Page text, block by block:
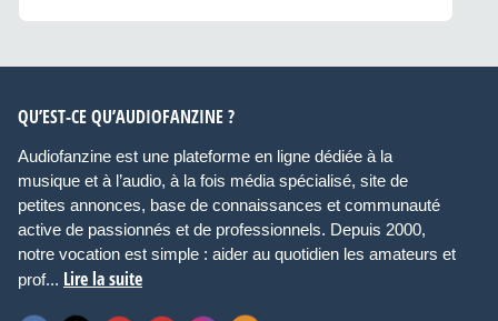
QU’EST-CE QU’AUDIOFANZINE ?
Audiofanzine est une plateforme en ligne dédiée à la
musique et à l’audio, à la fois média spécialisé, site de
petites annonces, base de connaissances et communauté
active de passionnés et de professionnels. Depuis 2000,
notre vocation est simple : aider au quotidien les amateurs et
prof... Lire la suite